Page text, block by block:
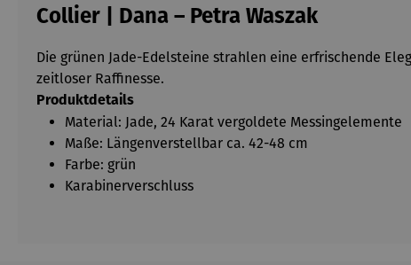
Collier | Dana – Petra Waszak
Die grünen Jade-Edelsteine strahlen eine erfrischende
zeitloser Raffinesse.
Produktdetails
Material: Jade, 24 Karat vergoldete Messingelemente
Maße: Längenverstellbar ca. 42-48 cm
Farbe: grün
Karabinerverschluss